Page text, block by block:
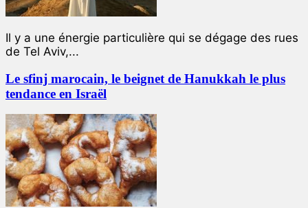
Il y a une énergie particulière qui se dégage des rues
de Tel Aviv,...
Le sfinj marocain, le beignet de Hanukkah le plus
tendance en Israël